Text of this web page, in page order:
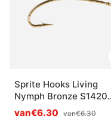
Sprite Hooks Living
Nymph Bronze S1420
25-pack
van€6.30 van€6.30